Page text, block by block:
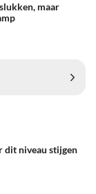
maar
dit niveau stijgen